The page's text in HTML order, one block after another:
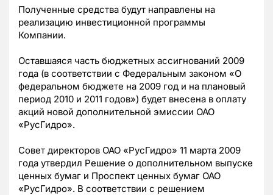
Полученные средства будут направлены на
реализацию инвестиционной программы
Компании.
Оставшаяся часть бюджетных ассигнований 2009
года (в соответствии с Федеральным законом «О
федеральном бюджете на 2009 год и на плановый
период 2010 и 2011 годов») будет внесена в оплату
акций новой дополнительной эмиссии ОАО
«РусГидро».
Совет директоров ОАО «РусГидро» 11 марта 2009
года утвердил Решение о дополнительном выпуске
ценных бумаг и Проспект ценных бумаг ОАО
«РусГидро». В соответствии с решением